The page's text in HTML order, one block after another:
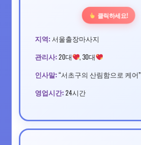
클릭하세요!
지역: 서울출장마사지
관리사: 20대 , 30대
인사말: “서초구의 산림함으로 케어”
영업시간: 24시간